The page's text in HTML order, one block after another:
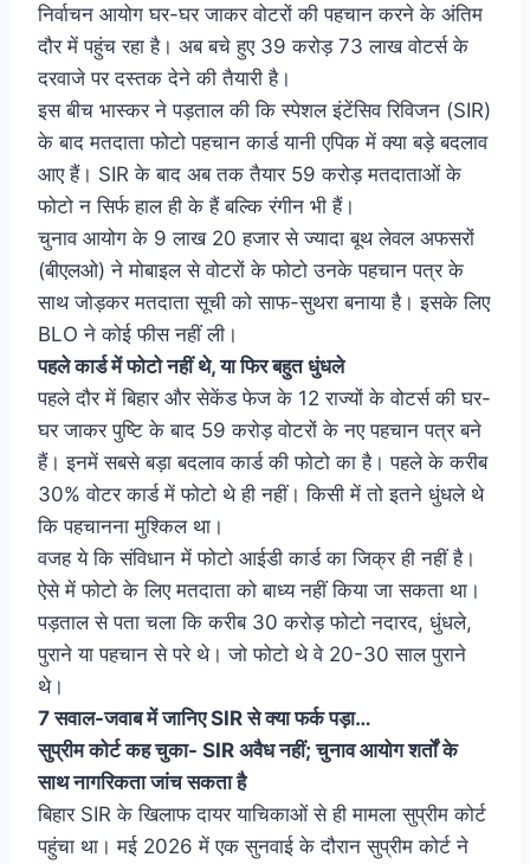
निर्वाचन आयोग घर-घर जाकर वोटरों की पहचान करने के अंतिम
दौर में पहुंच रहा है। अब बचे हुए 39 करोड़ 73 लाख वोटर्स के
दरवाजे पर दस्तक देने की तैयारी है।
इस बीच भास्कर ने पड़ताल की कि स्पेशल इंटेंसिव रिविजन (SIR)
के बाद मतदाता फोटो पहचान कार्ड यानी एपिक में क्या बड़े बदलाव
आए हैं। SIR के बाद अब तक तैयार 59 करोड़ मतदाताओं के
फोटो न सिर्फ हाल ही के हैं बल्कि रंगीन भी हैं।
चुनाव आयोग के 9 लाख 20 हजार से ​ज्यादा बू​थ लेवल अफसरों
(बीएलओ) ने मोबाइल से वोटरों के फोटो उनके पहचान पत्र के
साथ जोड़कर मतदाता सूची को साफ-सुथरा बनाया है। इसके लिए
BLO ने कोई फीस नहीं ली।
पहले कार्ड में फोटो नहीं थे, या फिर बहुत धुंधले
पहले दौर में बिहार और सेकेंड फेज के 12 राज्यों के वोटर्स की घर-
घर जाकर पुष्टि के बाद 59 करोड़ वोटरों के नए पहचान पत्र बने
हैं। इनमें सबसे बड़ा बदलाव कार्ड की फोटो का है। पहले के करीब
30% वोटर कार्ड में फोटो थे ही नहीं। किसी में तो ​इतने धुंधले थे
कि पहचानना मुश्किल था।
वजह ये कि संविधान में फोटो आईडी कार्ड का जिक्र ही नहीं है।
ऐसे में फोटो के लिए मतदाता को बाध्य नहीं किया जा सकता था।
पड़ताल से पता चला कि करीब 30 करोड़ फोटो नदारद, धुंधले,
पुराने या पहचान से परे थे। जो फोटो थे वे 20-30 साल पुराने
थे।
7 सवाल-जवाब में जानिए SIR से क्या फर्क पड़ा…
सुप्रीम कोर्ट कह चुका- SIR अवैध नहीं; चुनाव आयोग शर्तों के
साथ नागरिकता जांच सकता है
बिहार SIR के खिलाफ दायर याचिकाओं से ही मामला सुप्रीम कोर्ट
पहुंचा था। मई 2026 में एक सुनवाई के दौरान सुप्रीम कोर्ट ने